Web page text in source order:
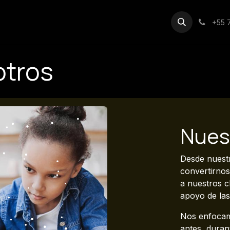
Acerca de +55
Desde
a nuestros
apoyo de
Nos